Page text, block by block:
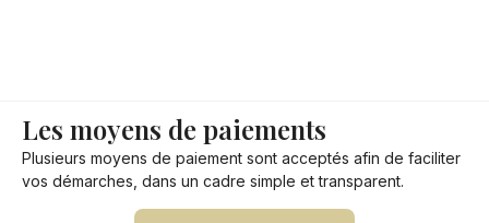
Les moyens de paiements
Plusieurs moyens de paiement sont acceptés afin de faciliter
vos démarches, dans un cadre simple et transparent.